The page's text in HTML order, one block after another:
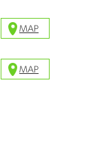
MAP
MAP